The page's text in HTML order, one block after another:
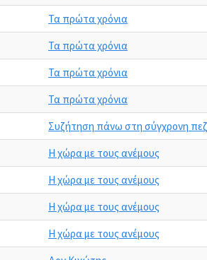
Τα πρώτα χρόνια
Τα πρώτα χρόνια
Τα πρώτα χρόνια
Τα πρώτα χρόνια
Συζήτηση πάνω στη σύγχρονη
Η χώρα με τους ανέμους
Η χώρα με τους ανέμους
Η χώρα με τους ανέμους
Η χώρα με τους ανέμους